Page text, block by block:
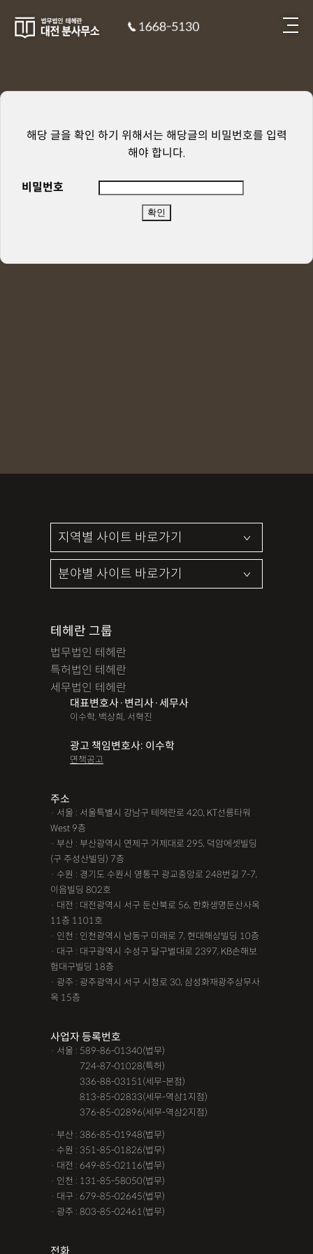
해당 글을 확인 하기 위해서는 해당글의 비밀번호를 입력
해야 합니다.
비밀번호
테헤란 그룹
법무법인 테헤란
특허법인 테헤란
세무법인 테헤란
대표변호사·변리사·세무사
이수학, 백상희, 서혁진
광고 책임변호사: 이수학
면책공고
주소
· 서울 : 서울특별시 강남구 테헤란로 420, KT선릉타워
West 9층
· 부산 : 부산광역시 연제구 거제대로 295, 덕암에셋빌딩
(구 주성산빌딩) 7층
· 수원 : 경기도 수원시 영통구 광교중앙로 248번길 7-7,
이음빌딩 802호
· 대전 : 대전광역시 서구 둔산북로 56, 한화생명둔산사옥
11층 1101호
· 인천 : 인천광역시 남동구 미래로 7, 현대해상빌딩 10층
· 대구 : 대구광역시 수성구 달구벌대로 2397, KB손해보
험대구빌딩 18층
· 광주 : 광주광역시 서구 시청로 30, 삼성화재광주상무사
옥 15층
사업자 등록번호
· 서울 : 589-86-01340(법무)
724-87-01028(특허)
336-88-03151(세무-본점)
813-85-02833(세무-역삼1지점)
376-85-02896(세무-역삼2지점)
· 부산 : 386-85-01948(법무)
· 수원 : 351-85-01826(법무)
· 대전 : 649-85-02116(법무)
· 인천 : 131-85-58050(법무)
· 대구 : 679-85-02645(법무)
· 광주 : 803-85-02461(법무)
전화